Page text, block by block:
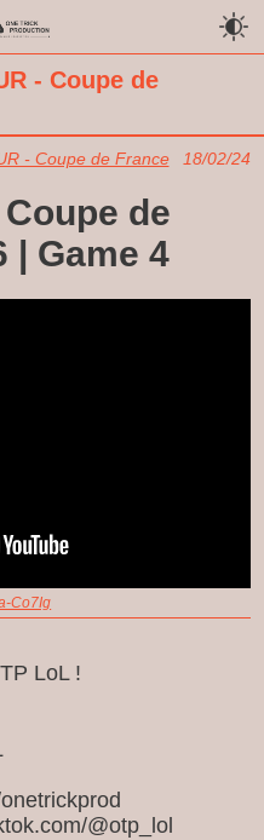
- Coupe de
- Coupe de France 18/02/24
Coupe de
| Game 4
Co7Ig
LoL !
@otp_lol